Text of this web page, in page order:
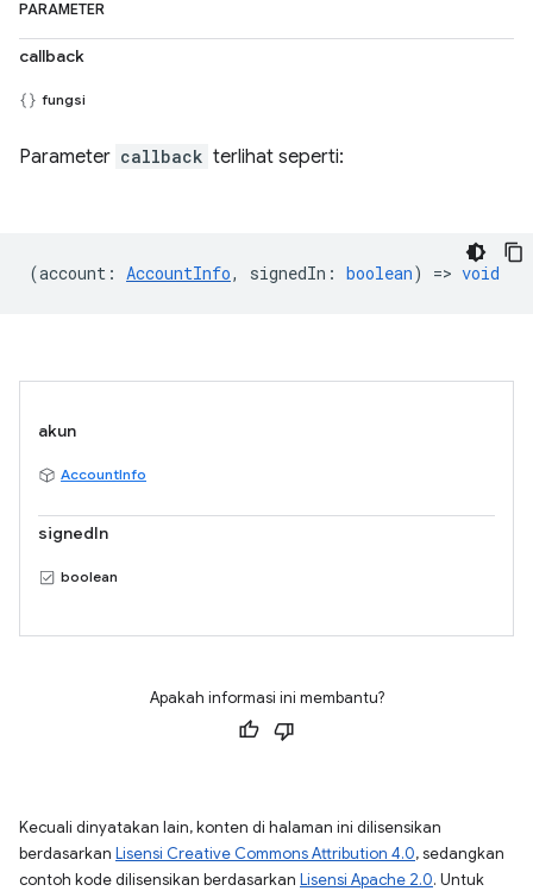
PARAMETER
callback
fungsi
Parameter callback terlihat seperti:
(account : AccountInfo, signedIn : boolean) => void
akun
AccountInfo
signedIn
boolean
Apakah informasi ini membantu?
Kecuali dinyatakan lain, konten di halaman ini dilisensikan
berdasarkan Lisensi Creative Commons Attribution 4.0, sedangkan
contoh kode dilisensikan berdasarkan Lisensi Apache 2.0. Untuk